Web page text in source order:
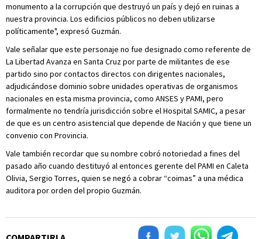
monumento a la corrupción que destruyó un país y dejó en ruinas a
nuestra provincia. Los edificios públicos no deben utilizarse
políticamente", expresó Guzmán.
Vale señalar que este personaje no fue designado como referente de
La Libertad Avanza en Santa Cruz por parte de militantes de ese
partido sino por contactos directos con dirigentes nacionales,
adjudicándose dominio sobre unidades operativas de organismos
nacionales en esta misma provincia, como ANSES y PAMI, pero
formalmente no tendría jurisdicción sobre el Hospital SAMIC, a pesar
de que es un centro asistencial que depende de Nación y que tiene un
convenio con Provincia.
Vale también recordar que su nombre cobró notoriedad a fines del
pasado año cuando destituyó al entonces gerente del PAMI en Caleta
Olivia, Sergio Torres, quien se negó a cobrar “coimas” a una médica
auditora por orden del propio Guzmán.